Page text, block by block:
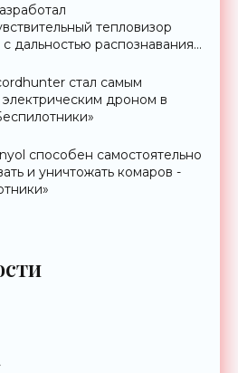
тепловизор
дальностью распознавания
стал самым
дроном в
способен самостоятельно
и уничтожать комаров -